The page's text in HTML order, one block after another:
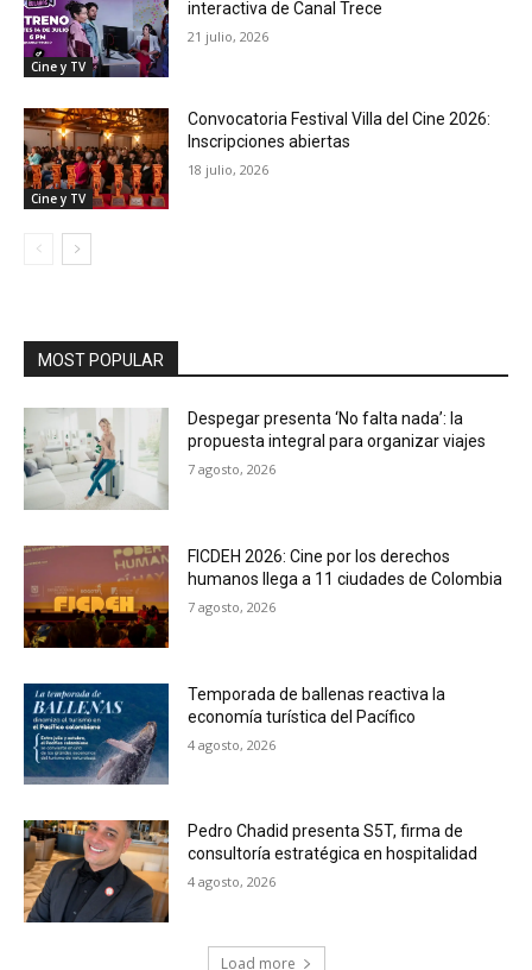
Cine y TV
interactiva de Canal Trece
21 julio, 2026
Cine y TV
Convocatoria Festival Villa del Cine 2026:
Inscripciones abiertas
18 julio, 2026
MOST POPULAR
Despegar presenta ‘No falta nada’: la
propuesta integral para organizar viajes
7 agosto, 2026
FICDEH 2026: Cine por los derechos
humanos llega a 11 ciudades de Colombia
7 agosto, 2026
Temporada de ballenas reactiva la
economía turística del Pacífico
4 agosto, 2026
Pedro Chadid presenta S5T, firma de
consultoría estratégica en hospitalidad
4 agosto, 2026
Load more